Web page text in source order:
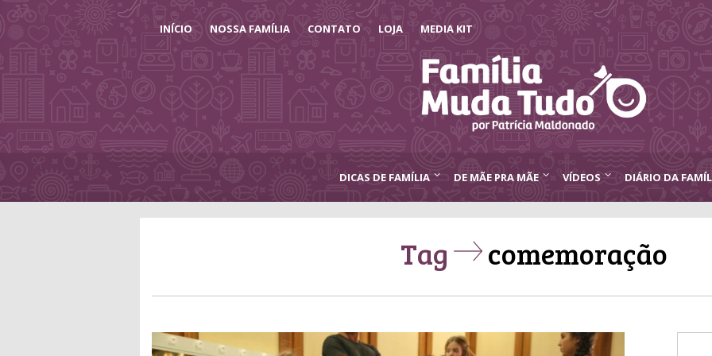
INÍCIO NOSSA FAMÍLIA CONTATO LOJA MEDIA KIT
DICAS DE FAMÍLIA DE MÃE PRA MÃE VÍDEOS DIÁRIO DA
Tag comemoração